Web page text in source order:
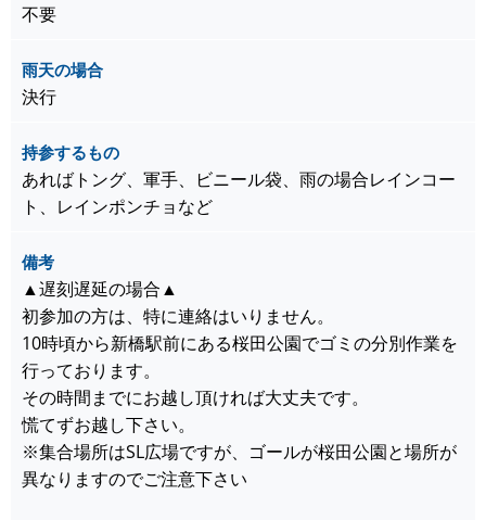
不要
雨天の場合
決行
持参するもの
あればトング、軍手、ビニール袋、雨の場合レインコー
ト、レインポンチョなど
備考
▲遅刻遅延の場合▲
初参加の方は、特に連絡はいりません。
10時頃から新橋駅前にある桜田公園でゴミの分別作業を
行っております。
その時間までにお越し頂ければ大丈夫です。
慌てずお越し下さい。
※集合場所はSL広場ですが、ゴールが桜田公園と場所が
異なりますのでご注意下さい